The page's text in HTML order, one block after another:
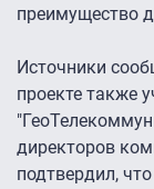
преимущество
Источники
проекте также
директоров
подтвердил,